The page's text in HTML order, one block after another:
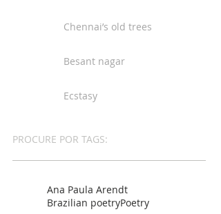
Chennai’s old trees
Besant nagar
Ecstasy
PROCURE POR TAGS:
Ana Paula Arendt
Brazilian poetryPoetry